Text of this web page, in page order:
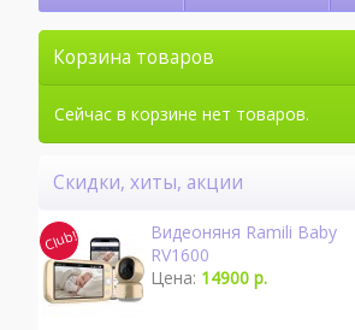
Корзина товаров
Сейчас в корзине нет товаров.
Скидки, хиты, акции
Видеоняня Ramili Baby
RV1600
Цена: 14900 р.